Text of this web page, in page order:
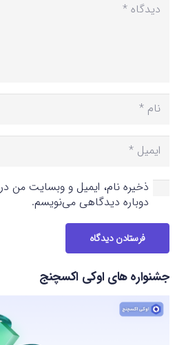
ذخیره نام، ایمیل و وبسایت من در
دوباره دیدگاهی می‌نویسم.
فرستادن دیدگاه
جشنواره های اوکی اکسچنج